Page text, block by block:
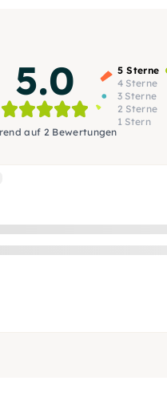
5.0
auf 2 Bewertungen
5 Sterne
4 Sterne
3 Sterne
2 Sterne
1 Stern